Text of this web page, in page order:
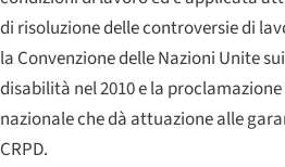
di risoluzione delle controversie di
la Convenzione delle Nazioni Unite
disabilità nel 2010 e la
nazionale che dà attuazione alle
CRPD.